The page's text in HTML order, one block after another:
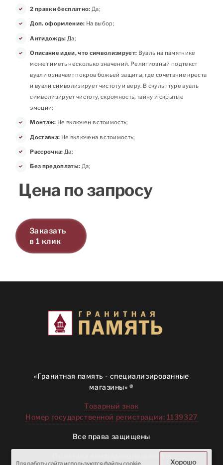
2 правки бесплатно: Да;
Доп. оформление: На выбор;
Антидождь: Да;
Описание идеи, что символизирует: Вуаль на памятнике
может иметь несколько значений. Религиозный подтекст
вуали означает покров божьей защиты, где сочетание креста
и вуали символизирует чистоту и веру. В скульптуре вуаль
символизирует чистоту, скромность, тайну и скрытые
эмоции;
Монтаж: Не включен в стоимость;
Доставка: Не включена в стоимость;
Рассрочка: Да;
Без предоплаты: Да;
Цена по запросу
Заказать
в 1 клик
«Гранитная память - специализированные
магазины» ®
Товарный знак
Номер государственной регистрации: 1139327
Все права защищены
Для работы сайта используются файлы cookie. Хорошо